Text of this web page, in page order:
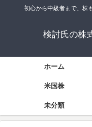
初心から中級者まで、株
検討氏の株
ホーム
米国株
未分類